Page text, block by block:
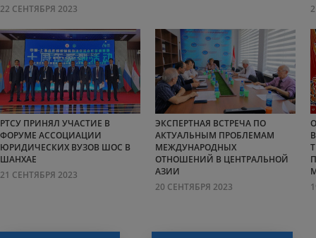
22 СЕНТЯБРЯ 2023
РТСУ ПРИНЯЛ УЧАСТИЕ В
ФОРУМЕ АССОЦИАЦИИ
ЮРИДИЧЕСКИХ ВУЗОВ ШОС В
ШАНХАЕ
21 СЕНТЯБРЯ 2023
ЭКСПЕРТНАЯ ВСТРЕЧА ПО
АКТУАЛЬНЫМ ПРОБЛЕМАМ
МЕЖДУНАРОДНЫХ
ОТНОШЕНИЙ В ЦЕНТРАЛЬНОЙ
АЗИИ
20 СЕНТЯБРЯ 2023